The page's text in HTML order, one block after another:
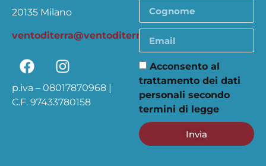
20135 Milano
ventoditerra@ventoditerra.org
p.iva – 08017870968 |
C.F. 97433780158
Acconsento al
trattamento dei dati
personali secondo
termini di legge
Invia